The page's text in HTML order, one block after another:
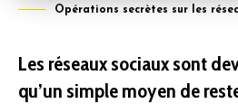
Opérations secrètes sur les
Les réseaux sociaux sont
qu’un simple moyen de